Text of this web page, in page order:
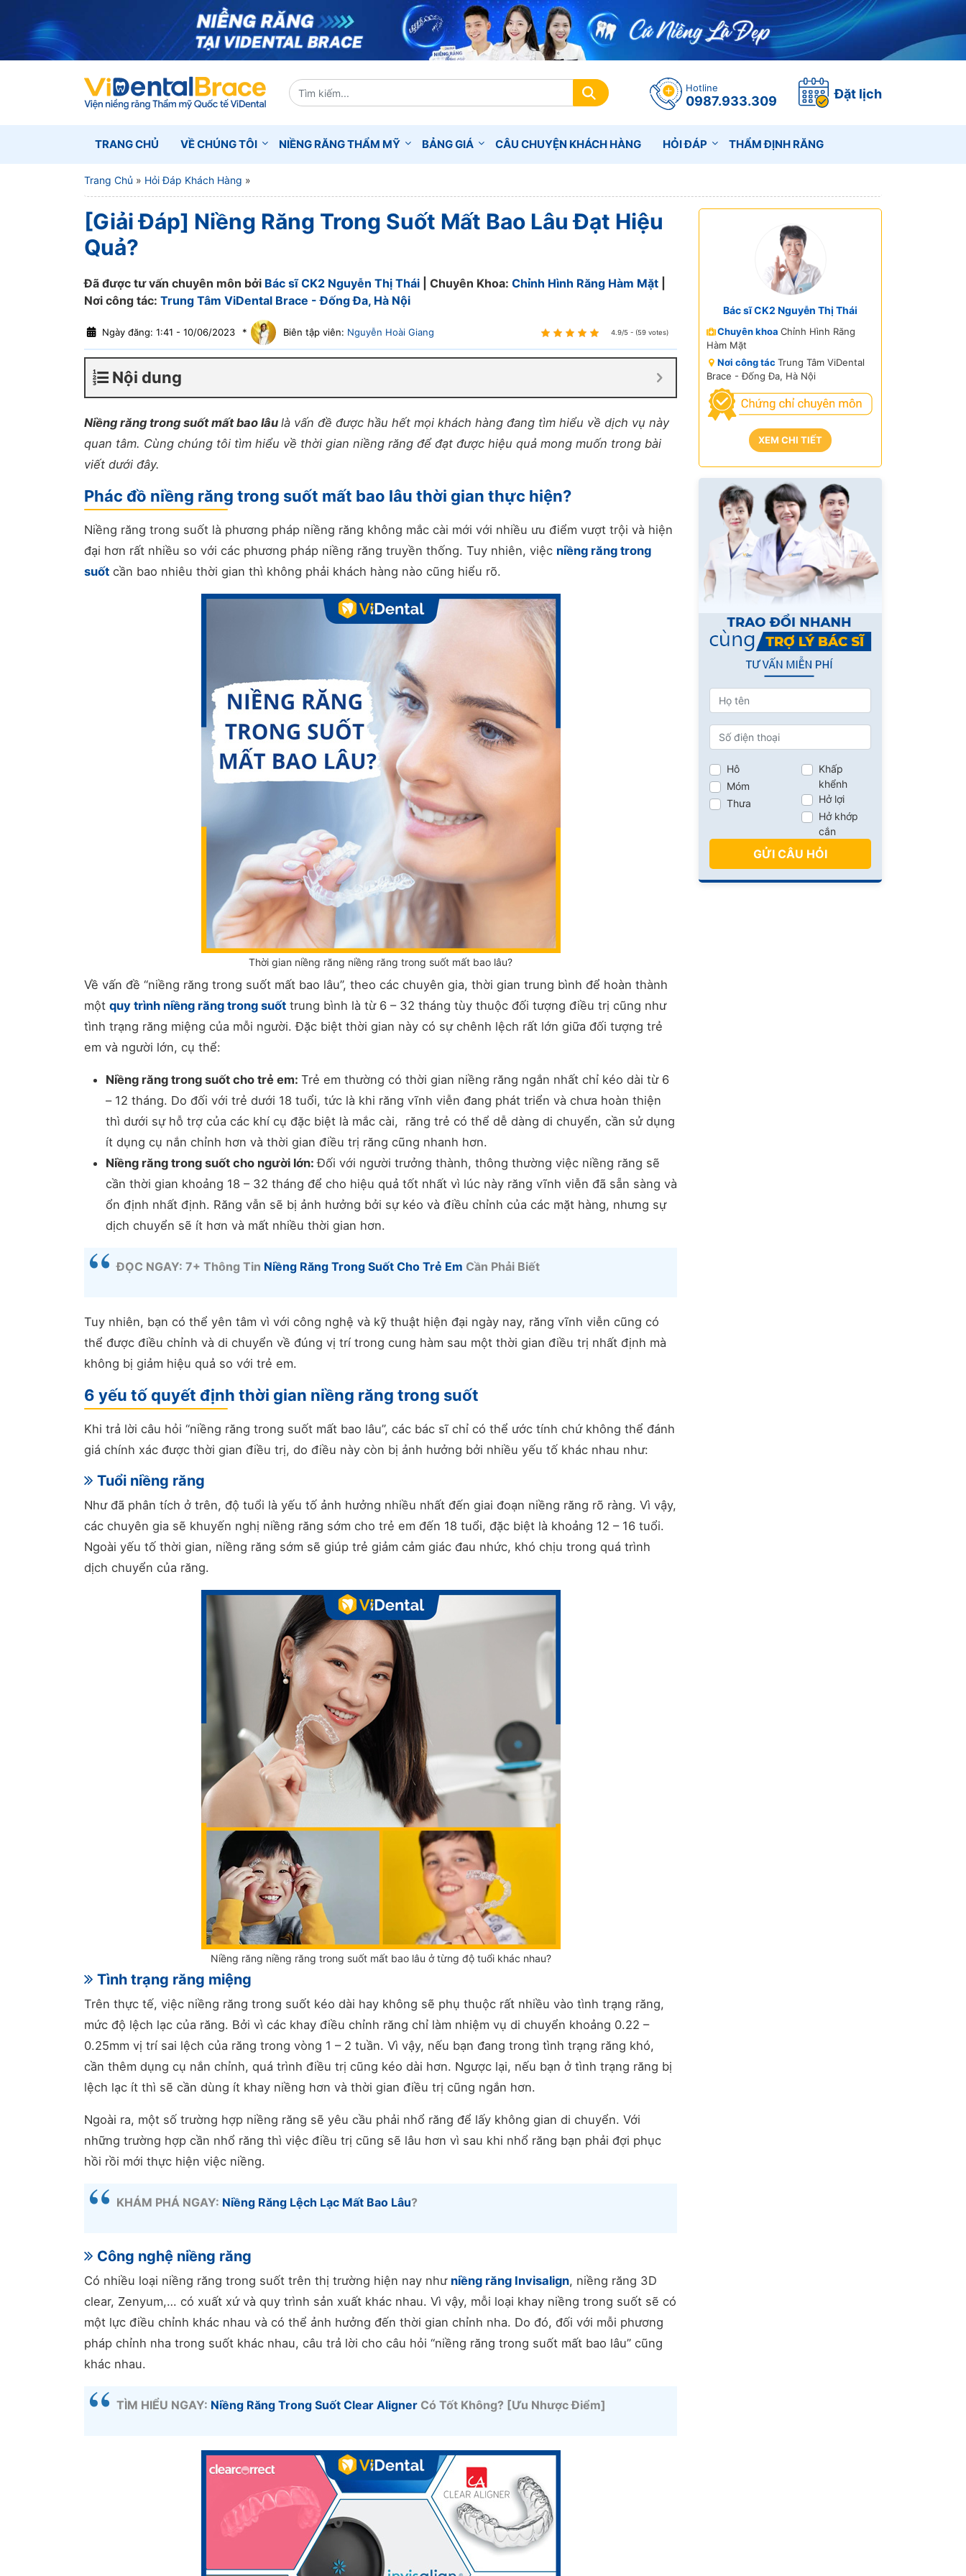
Hotline
0987.933.309 Đặt lịch
TRANG CHỦ VỀ CHÚNG TÔI NIỀNG RĂNG THẨM MỸ BẢNG GIÁ CÂU CHUYỆN KHÁCH HÀNG HỎI ĐÁP THẨM ĐỊNH RĂNG
Trang Chủ » Hỏi Đáp Khách Hàng »
[Giải Đáp] Niềng Răng Trong Suốt Mất Bao Lâu Đạt Hiệu
Quả?
Đã được tư vấn chuyên môn bởi Bác sĩ CK2 Nguyễn Thị Thái | Chuyên Khoa: Chỉnh Hình Răng Hàm Mặt
Nơi công tác: Trung Tâm ViDental Brace - Đống Đa, Hà Nội
Ngày đăng: 1:41 - 10/06/2023 * Biên tập viên: Nguyễn Hoài Giang 4.9/5 - (59 votes)
Nội dung
Niềng răng trong suốt mất bao lâu là vấn đề được hầu hết mọi khách hàng đang tìm hiểu về dịch vụ này
quan tâm. Cùng chúng tôi tìm hiểu về thời gian niềng răng để đạt được hiệu quả mong muốn trong bài
viết dưới đây.
Phác đồ niềng răng trong suốt mất bao lâu thời gian thực hiện?
Niềng răng trong suốt là phương pháp niềng răng không mắc cài mới với nhiều ưu điểm vượt trội và hiện
đại hơn rất nhiều so với các phương pháp niềng răng truyền thống. Tuy nhiên, việc niềng răng trong
suốt cần bao nhiêu thời gian thì không phải khách hàng nào cũng hiểu rõ.
Thời gian niềng răng niềng răng trong suốt mất bao lâu?
Về vấn đề “niềng răng trong suốt mất bao lâu”, theo các chuyên gia, thời gian trung bình để hoàn thành
một quy trình niềng răng trong suốt trung bình là từ 6 – 32 tháng tùy thuộc đối tượng điều trị cũng như
tình trạng răng miệng của mỗi người. Đặc biệt thời gian này có sự chênh lệch rất lớn giữa đối tượng trẻ
em và người lớn, cụ thể:
Niềng răng trong suốt cho trẻ em: Trẻ em thường có thời gian niềng răng ngắn nhất chỉ kéo dài từ 6
– 12 tháng. Do đối với trẻ dưới 18 tuổi, tức là khi răng vĩnh viễn đang phát triển và chưa hoàn thiện
thì dưới sự hỗ trợ của các khí cụ đặc biệt là mắc cài, răng trẻ có thể dễ dàng di chuyển, cần sử dụng
ít dụng cụ nắn chỉnh hơn và thời gian điều trị răng cũng nhanh hơn.
Niềng răng trong suốt cho người lớn:Đối với người trưởng thành, thông thường việc niềng răng sẽ
cần thời gian khoảng 18 – 32 tháng để cho hiệu quả tốt nhất vì lúc này răng vĩnh viễn đã sẵn sàng và
ổn định nhất định. Răng vẫn sẽ bị ảnh hưởng bởi sự kéo và điều chỉnh của các mặt hàng, nhưng sự
dịch chuyển sẽ ít hơn và mất nhiều thời gian hơn.
ĐỌC NGAY: 7+ Thông Tin Niềng Răng Trong Suốt Cho Trẻ Em Cần Phải Biết
Tuy nhiên, bạn có thể yên tâm vì với công nghệ và kỹ thuật hiện đại ngày nay, răng vĩnh viễn cũng có
thể được điều chỉnh và di chuyển về đúng vị trí trong cung hàm sau một thời gian điều trị nhất định mà
không bị giảm hiệu quả so với trẻ em.
6 yếu tố quyết định thời gian niềng răng trong suốt
Khi trả lời câu hỏi “niềng răng trong suốt mất bao lâu”, các bác sĩ chỉ có thể ước tính chứ không thể đánh
giá chính xác được thời gian điều trị, do điều này còn bị ảnh hưởng bởi nhiều yếu tố khác nhau như:
Tuổi niềng răng
Như đã phân tích ở trên, độ tuổi là yếu tố ảnh hưởng nhiều nhất đến giai đoạn niềng răng rõ ràng. Vì vậy,
các chuyên gia sẽ khuyến nghị niềng răng sớm cho trẻ em đến 18 tuổi, đặc biệt là khoảng 12 – 16 tuổi.
Ngoài yếu tố thời gian, niềng răng sớm sẽ giúp trẻ giảm cảm giác đau nhức, khó chịu trong quá trình
dịch chuyển của răng.
Niềng răng niềng răng trong suốt mất bao lâu ở từng độ tuổi khác nhau?
Tình trạng răng miệng
Trên thực tế, việc niềng răng trong suốt kéo dài hay không sẽ phụ thuộc rất nhiều vào tình trạng răng,
mức độ lệch lạc của răng. Bởi vì các khay điều chỉnh răng chỉ làm nhiệm vụ di chuyển khoảng 0.22 –
0.25mm vị trí sai lệch của răng trong vòng 1 – 2 tuần. Vì vậy, nếu bạn đang trong tình trạng răng khó,
cần thêm dụng cụ nắn chỉnh, quá trình điều trị cũng kéo dài hơn. Ngược lại, nếu bạn ở tình trạng răng bị
lệch lạc ít thì sẽ cần dùng ít khay niềng hơn và thời gian điều trị cũng ngắn hơn.
Ngoài ra, một số trường hợp niềng răng sẽ yêu cầu phải nhổ răng để lấy không gian di chuyển. Với
những trường hợp cần nhổ răng thì việc điều trị cũng sẽ lâu hơn vì sau khi nhổ răng bạn phải đợi phục
hồi rồi mới thực hiện việc niềng.
KHÁM PHÁ NGAY: Niềng Răng Lệch Lạc Mất Bao Lâu?
Công nghệ niềng răng
Có nhiều loại niềng răng trong suốt trên thị trường hiện nay như niềng răng Invisalign, niềng răng 3D
clear, Zenyum,… có xuất xứ và quy trình sản xuất khác nhau. Vì vậy, mỗi loại khay niềng trong suốt sẽ có
một lực điều chỉnh khác nhau và có thể ảnh hưởng đến thời gian chỉnh nha. Do đó, đối với mỗi phương
pháp chỉnh nha trong suốt khác nhau, câu trả lời cho câu hỏi “niềng răng trong suốt mất bao lâu” cũng
khác nhau.
TÌM HIỂU NGAY: Niềng Răng Trong Suốt Clear Aligner Có Tốt Không? [Ưu Nhược Điểm]
Bác sĩ CK2 Nguyễn Thị Thái
Chuyên khoa Chỉnh Hình Răng
Hàm Mặt
Nơi công tác Trung Tâm ViDental
Brace - Đống Đa, Hà Nội
XEM CHI TIẾT
Hô
Móm
Thưa
Khấp
khểnh
Hở lợi
Hở khớp
cắn
GỬI CÂU HỎI